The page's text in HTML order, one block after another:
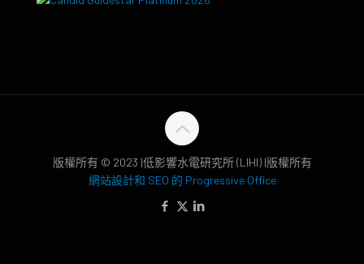
版權所有 © 2023 |低影響水電研究所 (LIHI) |版權所有
網站設計和 SEO 的 Progressive Office